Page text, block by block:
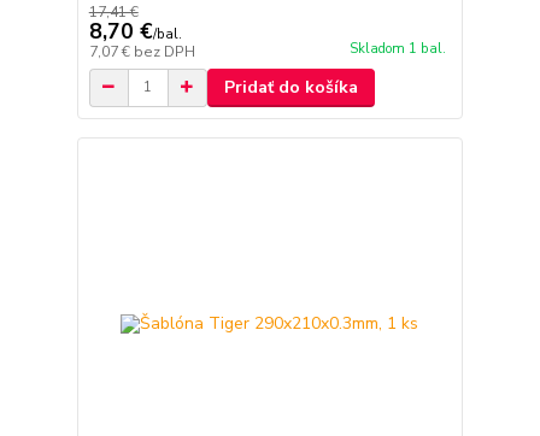
17,41 €
8,70 €/bal.
7,07 € bez DPH Skladom 1 bal.
Pridať do košíka